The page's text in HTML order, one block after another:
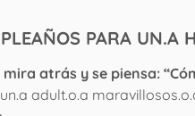
PARA UN.A
mira atrás y se piensa:
adult.o.a